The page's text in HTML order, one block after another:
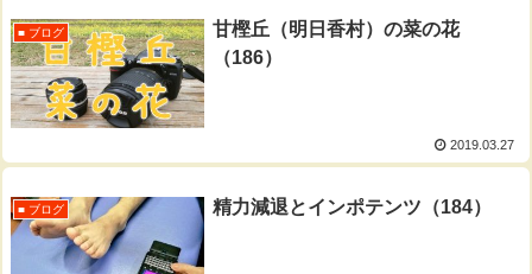
■ ブログ
甘樫丘（明日香村）の菜の花
（186）
2019.03.27
■ ブログ 精力減退とインポテンツ（184）